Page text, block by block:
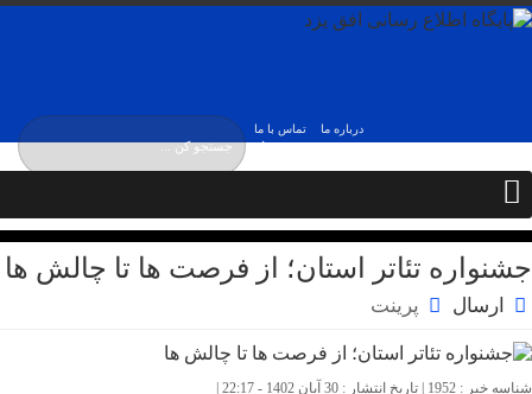
تماس با ما درباره ما
پنج شنبه, ۱۵ مرداد ,
جشنواره تئاتر استان؛ از فرصت ها تا چالش ها
ارسال پرینت
شناسه خبر : 1952 | تاریخ انتشار : 30 آبان 1402 - 22:17 |